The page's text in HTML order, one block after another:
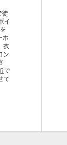
徒
イ
ホ
衣
ン
で
て